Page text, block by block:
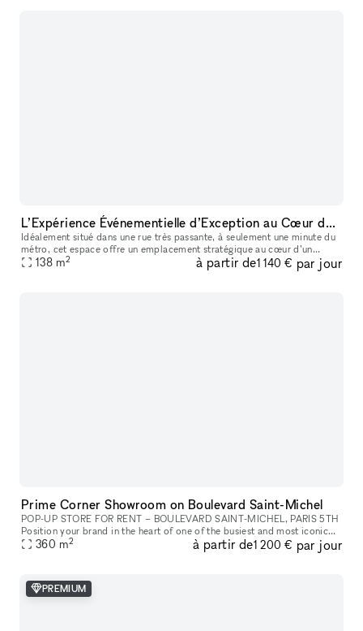
L’Expérience Événementielle d’Exception au Cœur de Bastille
Idéalement situé dans une rue très passante, à seulement une minute du
métro, cet espace offre un emplacement stratégique au cœur d’un
quartier dynamique et recherché. La boutique de 90 m² bénéficie
138 m2 à partir de1 140 € par jour
Prime Corner Showroom on Boulevard Saint-Michel
POP-UP STORE FOR RENT – BOULEVARD SAINT-MICHEL, PARIS 5TH
Position your brand in the heart of one of the busiest and most iconic
locations on Paris’s Left Bank. This retail space enjoys a prime loc
360 m2 à partir de1 200 € par jour
PREMIUM